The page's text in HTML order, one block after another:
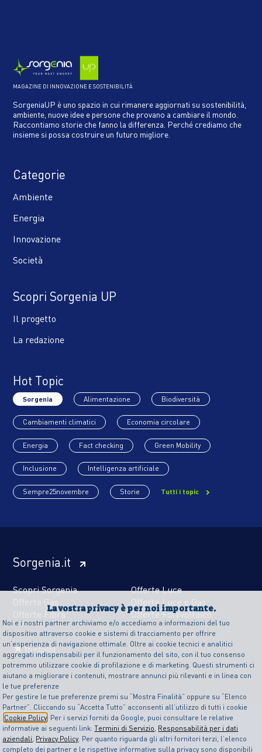
La vostra privacy è per noi importante.
Noi e i nostri partner archiviamo e/o accediamo a informazioni del tuo
dispositivo attraverso cookie e sistemi di tracciamento per offrire
un’esperienza di navigazione ottimale. Oltre ai cookie tecnici e analitici
aggregati indispensabili per il funzionamento del sito, con il tuo consenso
potremmo utilizzare cookie di profilazione e di marketing. Questi strumenti ci
aiutano a migliorare i contenuti, mostrare annunci più rilevanti e in linea con
le tue preferenze
Per gestire le tue preferenze premi su “Mostra Finalità” oppure su “Elenco
Partner”. Cliccando su “Accetta Tutto” acconsenti all’utilizzo di tutti i cookie
Cookie Policy . Per i servizi forniti da Google, puoi consultare le relative
informative ai seguenti link:Termini di Servizio, Responsabilità per i dati
aziendali, Privacy Policy. Per quanto riguarda gli altri fornitori terzi, l’elenco
completo dei partner e le rispettive informative sulla privacy sono disponibili
MAGAZINE DI INNOVAZIONE E SOSTENIBILITÀ
SorgeniaUP è uno spazio in cui rimanere aggiornati su sostenibilità,
ambiente, nuove idee e persone che provano a cambiare il mondo.
Raccontiamo storie che fanno la differenza. Perché crediamo che
insieme si possa costruire un futuro migliore.
Categorie
Ambiente
Energia
Innovazione
Società
Scopri Sorgenia UP
Il progetto
La redazione
Hot Topic
Sorgenia Alimentazione Biodiversità
Cambiamenti climatici Economia circolare
Energia Fact checking Green Mobility
Inclusione Intelligenza artificiale
Sempre25novembre Storie Tutti i topic
Sorgenia.it
Scopri Sorgenia
Offerte Luce
Offerte Gas
Offerte Luce e Gas
Offerte Fibra
Offerte Fotovoltaico
Seguici su